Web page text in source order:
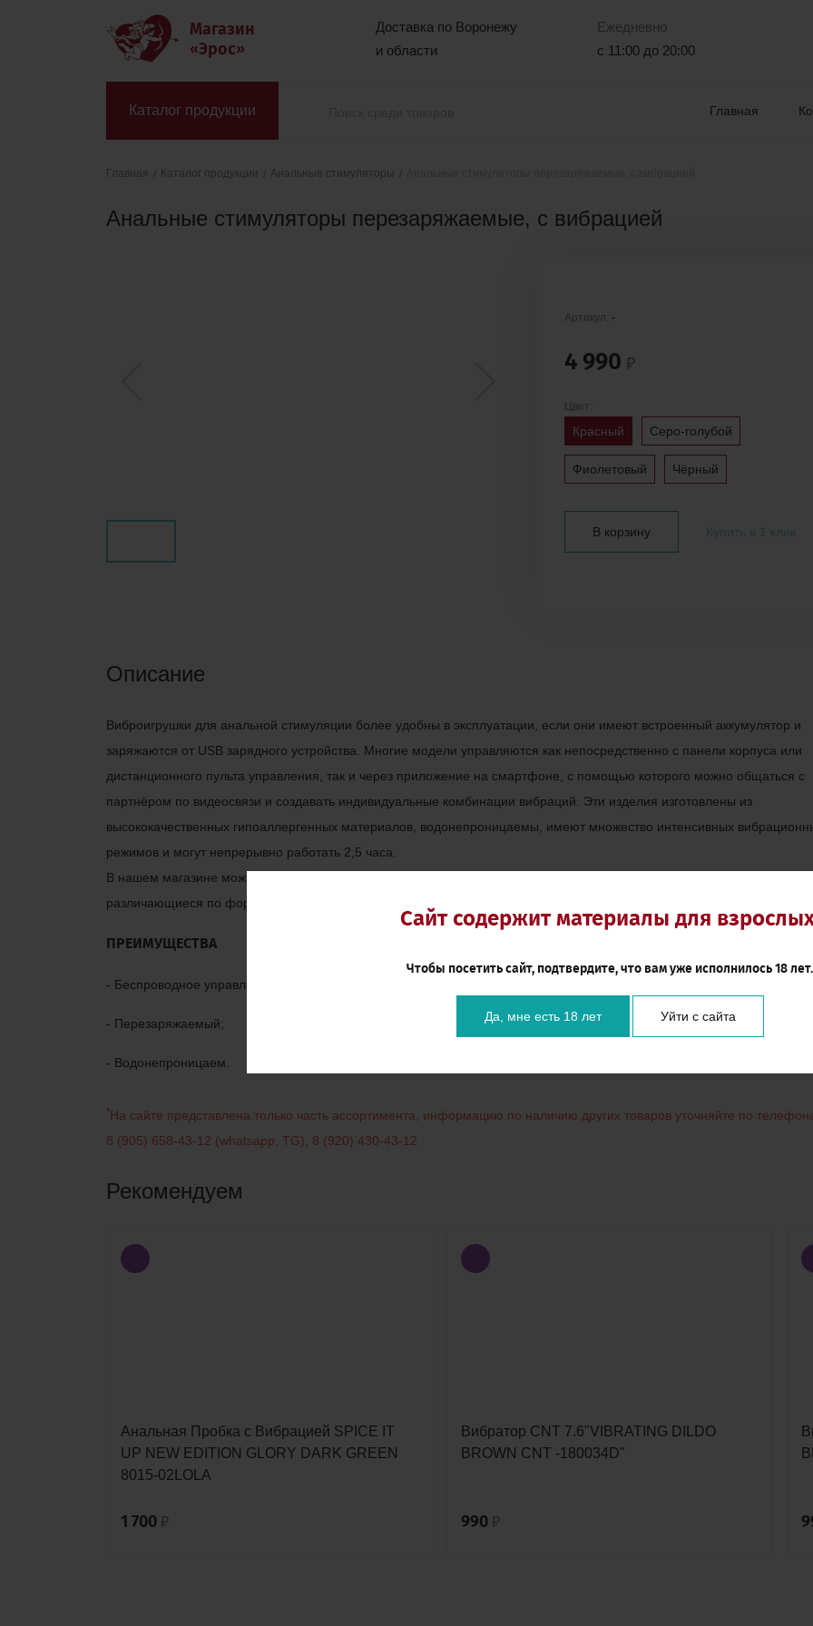
Сайт содержит материалы для
Чтобы посетить сайт, подтвердите, что вам уже исполнилось 18 лет.
Да, мне есть 18 лет Уйти с сайта
Магазин
«Эрос»
Доставка по Воронежу
и области
Ежедневно
с 11:00 до 20:00
Каталог продукции Главная
Главная Каталог продукции Анальные стимуляторы
Анальные стимуляторы перезаряжаемые, с вибрацией
Артикул: -
4 990 ₽
Цвет:
Красный Серо-голубой
Фиолетовый Чёрный
В корзину Купить в 1 клик
Описание
Виброигрушки для анальной стимуляции более удобны в эксплуатации, если они имеют встроенный аккумулятор и
заряжаются от USB зарядного устройства. Многие модели управляются как непосредственно с панели корпуса или
дистанционного пульта управления, так и через приложение на смартфоне, с помощью которого можно общаться с
партнёром по видеосвязи и создавать индивидуальные комбинации вибраций. Эти изделия изготовлены из
высококачественных гипоаллергенных материалов, водонепроницаемы, имеют множество интенсивных
режимов и могут непрерывно работать 2,5 часа.
В нашем магазине можно выбрать анальные перезаряжаемые вибростимуляторы как для женщин,так и для мужчин,
различающиеся по форме,цвету,размеру и стоимости изделия.
ПРЕИМУЩЕСТВА
- Беспроводное управление;
- Перезаряжаемый;
- Водонепроницаем.
*На сайте представлена только часть ассортимента, информацию по наличию других товаров уточняйте по
8 (905) 658-43-12 (whatsapp TG) 8 (920) 430-43-12
Рекомендуем
Анальная Пробка с Вибрацией SPICE IT
UP NEW EDITION GLORY DARK GREEN
8015-02LOLA
1 700 ₽
Вибратор CNT 7.6"VIBRATING DILDO
BROWN CNT -180034D"
990 ₽